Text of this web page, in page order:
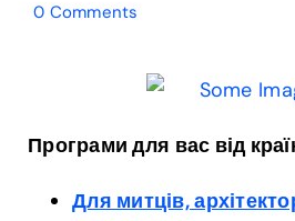
0 Comments
навчання
програма
резиденцій
та
Програми для вас від
Для митців,